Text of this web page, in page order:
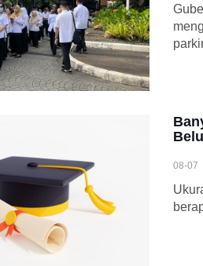
08-07